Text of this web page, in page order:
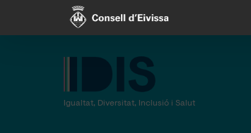
Igualtat, Diversitat, Inclusió i Salut